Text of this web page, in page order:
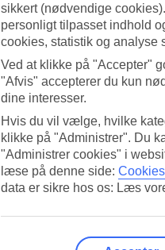
sikkert (nødvendige
personligt tilpasset indhold
cookies, statistik og analyse
Ved at klikke på "Accepter"
"Afvis" accepterer du kun
dine interesser.
Hvis du vil vælge, hvilke
klikke på "Administrer". Du
"Administrer cookies" i
læse på denne side:
data er sikre hos os: Læs